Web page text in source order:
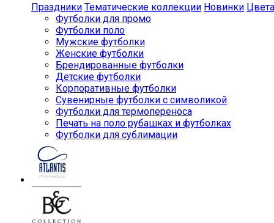
Праздники Тематические коллекции Новинки Цвета
Футболки для промо
Футболки поло
Мужские футболки
Женские футболки
Брендированные футболки
Детские футболки
Корпоративные футболки
Сувенирные футболки с символикой
Футболки для термопереноса
Печать на поло рубашках и футболках
Футболки для сублимации